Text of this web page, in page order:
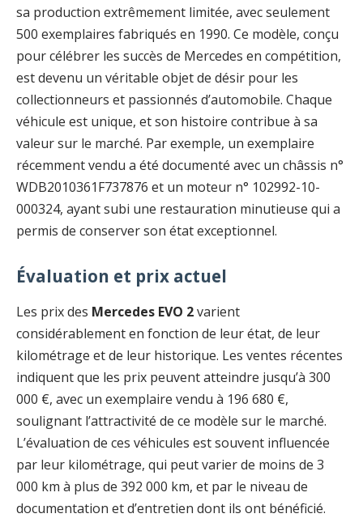
sa production extrêmement limitée, avec seulement
500 exemplaires fabriqués en 1990. Ce modèle, conçu
pour célébrer les succès de Mercedes en compétition,
est devenu un véritable objet de désir pour les
collectionneurs et passionnés d’automobile. Chaque
véhicule est unique, et son histoire contribue à sa
valeur sur le marché. Par exemple, un exemplaire
récemment vendu a été documenté avec un châssis n°
WDB2010361F737876 et un moteur n° 102992-10-
000324, ayant subi une restauration minutieuse qui a
permis de conserver son état exceptionnel.
Évaluation et prix actuel
Les prix des Mercedes EVO 2varient
considérablement en fonction de leur état, de leur
kilométrage et de leur historique. Les ventes récentes
indiquent que les prix peuvent atteindre jusqu’à 300
000 €, avec un exemplaire vendu à 196 680 €,
soulignant l’attractivité de ce modèle sur le marché.
L’évaluation de ces véhicules est souvent influencée
par leur kilométrage, qui peut varier de moins de 3
000 km à plus de 392 000 km, et par le niveau de
documentation et d’entretien dont ils ont bénéficié.